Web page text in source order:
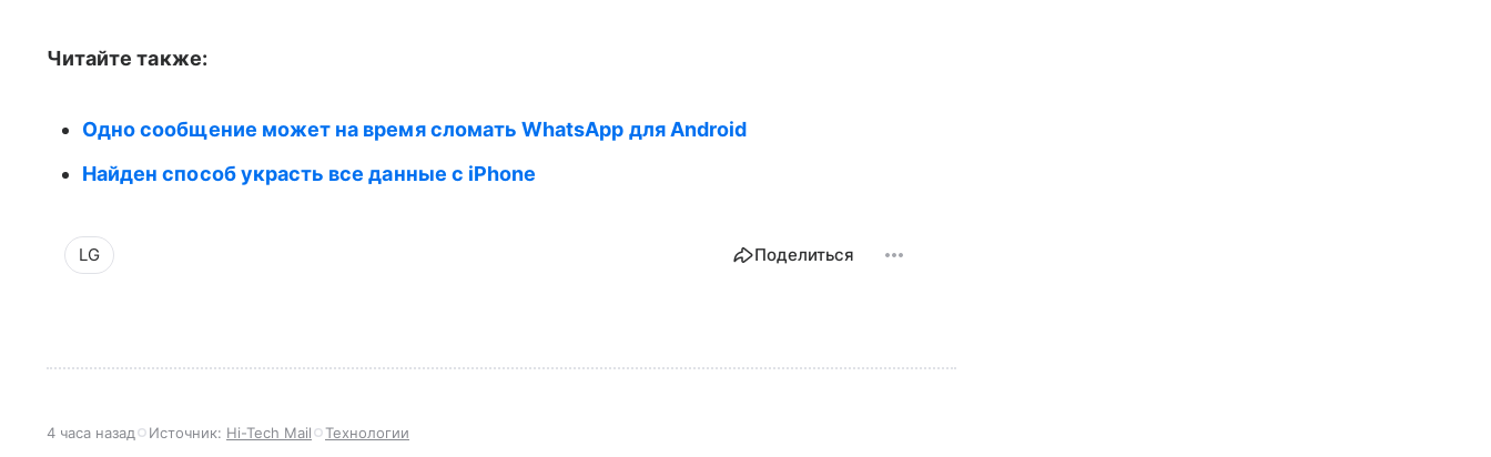
Читайте также:
Одно сообщение может на время сломать WhatsApp для Android
Найден способ украсть все данные с iPhone
LG Поделиться
4 часа назад Источник: Hi-Tech Mail Технологии